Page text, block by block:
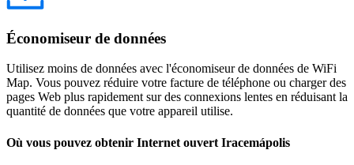
Économiseur de données
Utilisez moins de données avec l'économiseur de données de WiFi
Map. Vous pouvez réduire votre facture de téléphone ou charger des
pages Web plus rapidement sur des connexions lentes en réduisant la
quantité de données que votre appareil utilise.
Où vous pouvez obtenir Internet ouvert Iracemápolis